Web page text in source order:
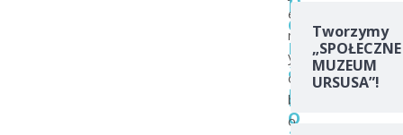
o
n
a
p
o
e
m
y
o
b
o
Tworzymy
„SPOŁECZNE
MUZEUM
URSUSA”!